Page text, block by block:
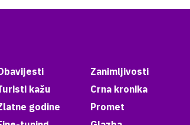
kažu
godine
Zanimljivosti
Crna kronika
Promet